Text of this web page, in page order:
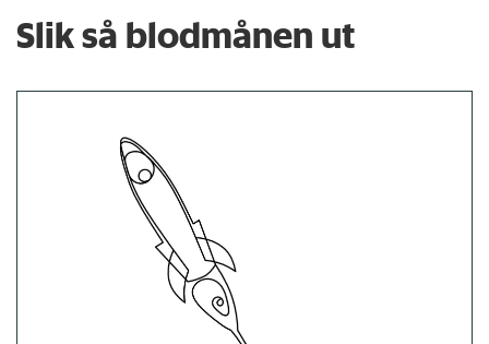
Slik så blodmånen ut